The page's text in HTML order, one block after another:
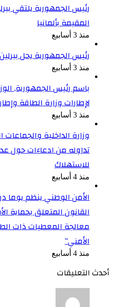
رئيس الجمهورية يلتقي
المقيمة بألمانيا
منذ 3 أسابيع
رئيس الجمهورية يحل
منذ 3 أسابيع
باسم رئيس الجمهورية,
لإطارات وزارة الطاقة
منذ 3 أسابيع
وزارة الداخلية
تداوله من ادعاءات حول
للاستهلاك
منذ 4 أسابيع
الأمن الوطني ينظم يوما
القانون المتعلق بحماية
معالجة المعطيات ذات
الأمني”
منذ 4 أسابيع
أحدث التعليقات